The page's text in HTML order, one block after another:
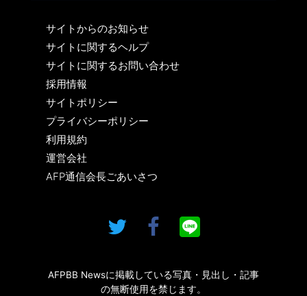
サイトからのお知らせ
サイトに関するヘルプ
サイトに関するお問い合わせ
採用情報
サイトポリシー
プライバシーポリシー
利用規約
運営会社
AFP通信会長ごあいさつ
AFPBB Newsに掲載している写真・見出し・記事
の無断使用を禁じます。